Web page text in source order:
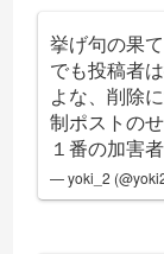
挙げ句の果
でも投稿者
よな、削除
制ポストの
１番の加害
— yoki_2